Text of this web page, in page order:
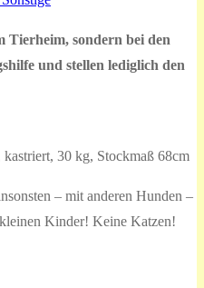
Tierheim, sondern bei den
und stellen lediglich den
30 kg, Stockmaß 68cm
– mit anderen Hunden –
Kinder! Keine Katzen!